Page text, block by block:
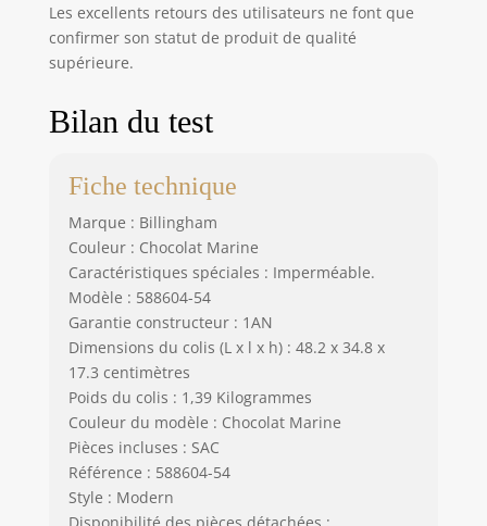
Les excellents retours des utilisateurs ne font que
confirmer son statut de produit de qualité
supérieure.
Bilan du test
Fiche technique
Marque : Billingham
Couleur : Chocolat Marine
Caractéristiques spéciales : Imperméable.
Modèle : 588604-54
Garantie constructeur : 1AN
Dimensions du colis (L x l x h) : 48.2 x 34.8 x
17.3 centimètres
Poids du colis : 1,39 Kilogrammes
Couleur du modèle : Chocolat Marine
Pièces incluses : SAC
Référence : 588604-54
Style : Modern